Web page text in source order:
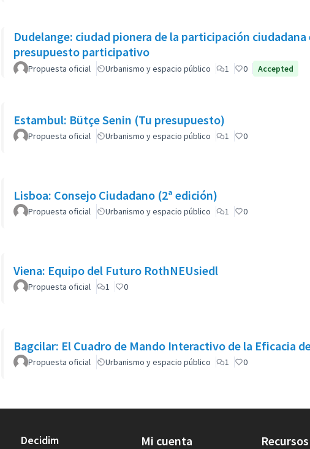
Dudelange: ciudad pionera de la participación
presupuesto participativo
Propuesta oficial Urbanismo y espacio público 1 0 Accepted
Estambul: Bütçe Senin (Tu presupuesto)
Propuesta oficial Urbanismo y espacio público 1 0
Lisboa: Consejo Ciudadano (2ª edición)
Propuesta oficial Urbanismo y espacio público 1 0
Viena: Equipo del Futuro RothNEUsiedl
Propuesta oficial 1 0
Bagcilar: El Cuadro de Mando Interactivo de la Eficacia
Propuesta oficial Urbanismo y espacio público 1 0
Decidim Mi cuenta Recursos